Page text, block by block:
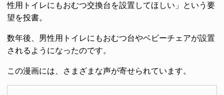
性用トイレにもおむつ交換台を設置してほしい」という要
望を投書。
数年後、男性用トイレにもおむつ台やベビーチェアが設置
されるようになったのです。
この漫画には、さまざまな声が寄せられています。